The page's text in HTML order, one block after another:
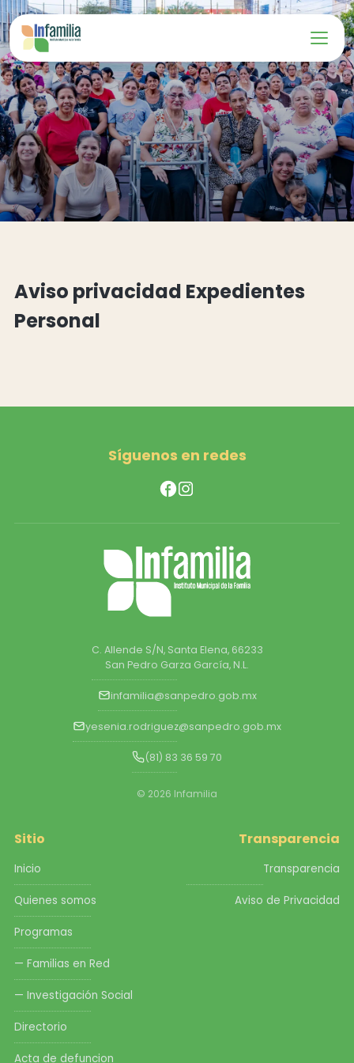
Aviso privacidad Expedientes
Personal
Síguenos en redes
C. Allende S/N, Santa Elena, 66233
San Pedro Garza García, N.L.
infamilia@sanpedro.gob.mx
yesenia.rodriguez@sanpedro.gob.mx
(81) 83 36 59 70
© 2026 Infamilia
Sitio
Inicio
Quienes somos
Programas
— Familias en Red
— Investigación Social
Directorio
Acta de defuncion
Transparencia
Transparencia
Aviso de Privacidad